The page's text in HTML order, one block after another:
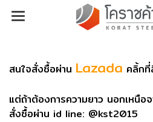
สนใจสั่งซื้อผ่าน Lazada คลิ้กที่
แต่ถ้าต้องการความยาว นอกเหนือ
สั่งซื้อผ่าน id line: @kst2015